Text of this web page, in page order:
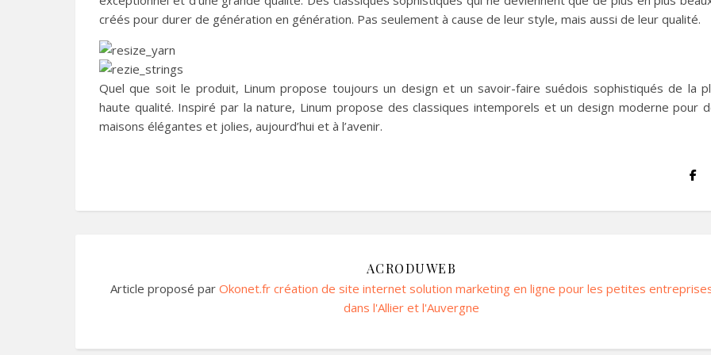
créés pour durer de génération en génération. Pas seulement à cause de leur style, mais aussi de leur qualité.
Quel que soit le produit, Linum propose toujours un design et un savoir-faire suédois sophistiqués de la
haute qualité. Inspiré par la nature, Linum propose des classiques intemporels et un design moderne pour
maisons élégantes et jolies, aujourd’hui et à l’avenir.
ACRODUWEB
Article proposé par Okonet.fr création de site internet solution marketing en ligne pour les petites
dans l'Allier et l'Auvergne